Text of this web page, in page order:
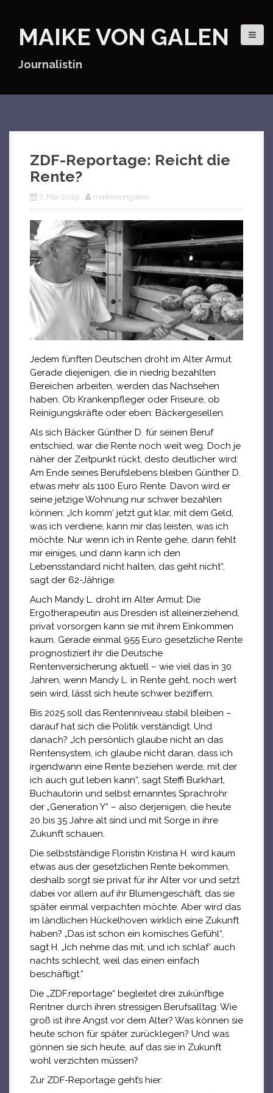
MAIKE VON GALEN
Journalistin
ZDF-Reportage: Reicht die
Rente?
7. Mai 2019 maikevongalen
Jedem fünften Deutschen droht im Alter Armut.
Gerade diejenigen, die in niedrig bezahlten
Bereichen arbeiten, werden das Nachsehen
haben. Ob Krankenpfleger oder Friseure, ob
Reinigungskräfte oder eben: Bäckergesellen.
Als sich Bäcker Günther D. für seinen Beruf
entschied, war die Rente noch weit weg. Doch je
näher der Zeitpunkt rückt, desto deutlicher wird:
Am Ende seines Berufslebens bleiben Günther D.
etwas mehr als 1100 Euro Rente. Davon wird er
seine jetzige Wohnung nur schwer bezahlen
können: „Ich komm‘ jetzt gut klar, mit dem Geld,
was ich verdiene, kann mir das leisten, was ich
möchte. Nur wenn ich in Rente gehe, dann fehlt
mir einiges, und dann kann ich den
Lebensstandard nicht halten, das geht nicht“,
sagt der 62-Jährige.
Auch Mandy L. droht im Alter Armut: Die
Ergotherapeutin aus Dresden ist alleinerziehend,
privat vorsorgen kann sie mit ihrem Einkommen
kaum. Gerade einmal 955 Euro gesetzliche Rente
prognostiziert ihr die Deutsche
Rentenversicherung aktuell – wie viel das in 30
Jahren, wenn Mandy L. in Rente geht, noch wert
sein wird, lässt sich heute schwer beziffern.
Bis 2025 soll das Rentenniveau stabil bleiben –
darauf hat sich die Politik verständigt. Und
danach? „Ich persönlich glaube nicht an das
Rentensystem, ich glaube nicht daran, dass ich
irgendwann eine Rente beziehen werde, mit der
ich auch gut leben kann“, sagt Steffi Burkhart,
Buchautorin und selbst ernanntes Sprachrohr
der „Generation Y“ – also derjenigen, die heute
20 bis 35 Jahre alt sind und mit Sorge in ihre
Zukunft schauen.
Die selbstständige Floristin Kristina H. wird kaum
etwas aus der gesetzlichen Rente bekommen,
deshalb sorgt sie privat für ihr Alter vor und setzt
dabei vor allem auf ihr Blumengeschäft, das sie
später einmal verpachten möchte. Aber wird das
im ländlichen Hückelhoven wirklich eine Zukunft
haben? „Das ist schon ein komisches Gefühl“,
sagt H. „Ich nehme das mit, und ich schlaf‘ auch
nachts schlecht, weil das einen einfach
beschäftigt.“
Die „ZDF.reportage“ begleitet drei zukünftige
Rentner durch ihren stressigen Berufsalltag: Wie
groß ist ihre Angst vor dem Alter? Was können sie
heute schon für später zurücklegen? Und was
gönnen sie sich heute, auf das sie in Zukunft
wohl verzichten müssen?
Zur ZDF-Reportage geht’s hier: